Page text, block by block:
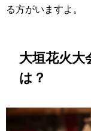
る方がいますよ。
大垣花火大
は？